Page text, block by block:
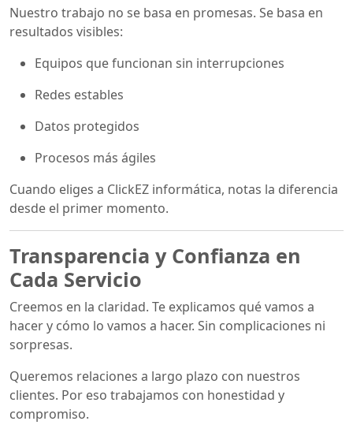
Nuestro trabajo no se basa en promesas. Se basa en
resultados visibles:
Equipos que funcionan sin interrupciones
Redes estables
Datos protegidos
Procesos más ágiles
Cuando eliges a ClickEZ informática, notas la diferencia
desde el primer momento.
Transparencia y Confianza en
Cada Servicio
Creemos en la claridad. Te explicamos qué vamos a
hacer y cómo lo vamos a hacer. Sin complicaciones ni
sorpresas.
Queremos relaciones a largo plazo con nuestros
clientes. Por eso trabajamos con honestidad y
compromiso.